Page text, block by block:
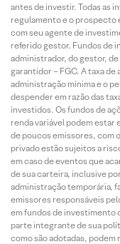
antes de investir. Todas as
regulamento e o prospecto
com seu agente de
referido gestor. Fundos de
administrador, do gestor,
garantidor – FGC. A taxa
administração mínima e o
despender em razão das
investidos. Os fundos de
renda variável podem
de poucos emissores, com
privado estão sujeitos a
em caso de eventos que
de sua carteira, inclusive
administração temporária,
emissores responsáveis
em fundos de investimento
parte integrante de sua
como são adotadas,